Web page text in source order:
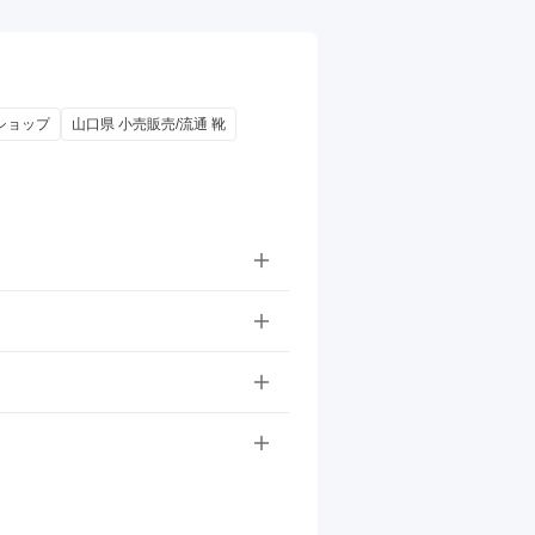
ョップ 山口県 小売販売/流通 靴